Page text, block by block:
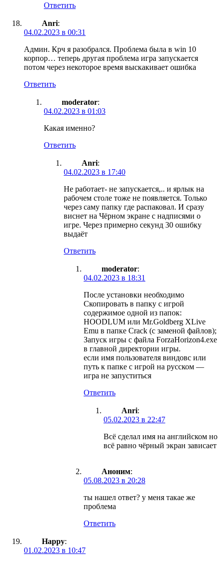
Ответить
Anri:
04.02.2023 в 00:31
Админ. Крч я разобрался. Проблема была в win 10
корпор… теперь другая проблема игра запускается
потом через некоторое время выскакивает ошибка
Ответить
moderator:
04.02.2023 в 01:03
Какая именно?
Ответить
Anri:
04.02.2023 в 17:40
Не работает- не запускается,.. и ярлык на
рабочем столе тоже не появляется. Только
через саму папку где распаковал. И сразу
виснет на Чёрном экране с надписями о
игре. Через примерно секунд 30 ошибку
выдаёт
Ответить
moderator:
04.02.2023 в 18:31
После установки необходимо
Скопировать в папку с игрой
содержимое одной из папок:
HOODLUM или Mr.Goldberg XLive
Emu в папке Crack (с заменой файлов);
Запуск игры с файла ForzaHorizon4.exe
в главной директории игры.
если имя пользователя виндовс или
путь к папке с игрой на русском —
игра не запуститься
Ответить
Anri:
05.02.2023 в 22:47
Всё сделал имя на английском но
всё равно чёрный экран зависает
Аноним:
05.08.2023 в 20:28
ты нашел ответ? у меня такае же
проблема
Ответить
Happy:
01.02.2023 в 10:47